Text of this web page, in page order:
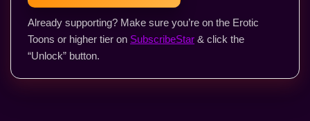
Already supporting? Make sure you’re on the Erotic
Toons or higher tier on SubscribeStar & click the
“Unlock” button.